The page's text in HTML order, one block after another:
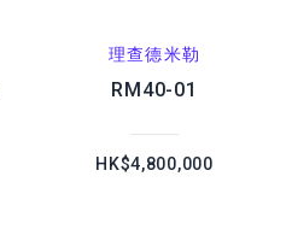
理查德米勒
RM40-01
HK$4,800,000